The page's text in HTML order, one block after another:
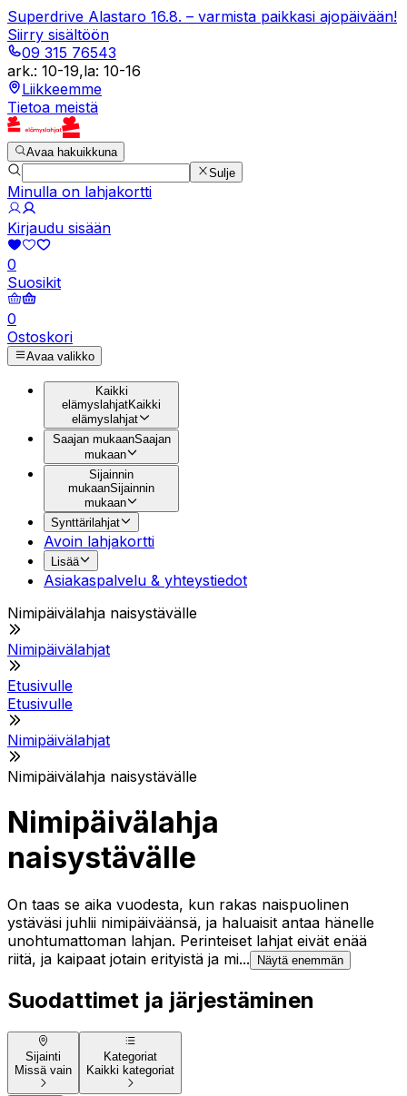
Superdrive Alastaro 16.8. – varmista paikkasi ajopäivään!
Siirry sisältöön
09 315 76543
ark.: 10-19,la: 10-16
Liikkeemme
Tietoa meistä
Avaa hakuikkuna
Sulje
Minulla on lahjakortti
Kirjaudu sisään
0
Suosikit
0
Ostoskori
Avaa valikko
Kaikki
elämyslahjatKaikki
elämyslahjat
Saajan mukaanSaajan
mukaan
Sijainnin
mukaanSijainnin
mukaan
Synttärilahjat
Avoin lahjakortti
Lisää
Asiakaspalvelu & yhteystiedot
Nimipäivälahja naisystävälle
Nimipäivälahjat
Etusivulle
Etusivulle
Nimipäivälahjat
Nimipäivälahja naisystävälle
Nimipäivälahja
naisystävälle
On taas se aika vuodesta, kun rakas naispuolinen
ystäväsi juhlii nimipäiväänsä, ja haluaisit antaa hänelle
unohtumattoman lahjan. Perinteiset lahjat eivät enää
riitä, ja kaipaat jotain erityistä ja mi...
Näytä enemmän
Suodattimet ja järjestäminen
Sijainti
Missä vain
Kategoriat
Kaikki kategoriat